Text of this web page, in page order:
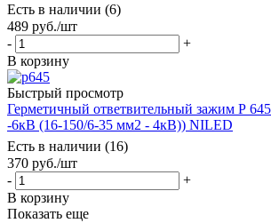
Есть в наличии (6)
489 руб./шт
-
+
В корзину
Быстрый просмотр
Герметичный ответвительный зажим Р
-6кВ (16-150/6-35 мм2 - 4кВ)) NILED
Есть в наличии (16)
370 руб./шт
-
+
В корзину
Показать еще